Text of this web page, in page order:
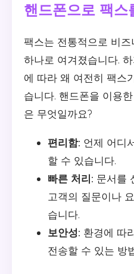
핸드폰으로 팩스
팩스는 전통적으로 비
하나로 여겨졌습니다.
에 따라 왜 여전히 팩스
습니다. 핸드폰을 이용
은 무엇일까요?
편리함: 언제 어디
할 수 있습니다.
빠른 처리: 문서를
고객의 질문이나
습니다.
보안성: 환경에 따
전송할 수 있는 방